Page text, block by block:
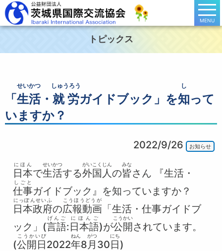
MENU
トピックス
「生活
せいかつ
・ 就労
しゅうろう
ガイドブック」を知
し
って
いますか？
2022/9/26 お知らせ
日本
にほん
で生活
せいかつ
する外国人
がいこくじん
の皆
みな
さん 『生活・
仕事
しごと
ガイドブック』を知っていますか？
日本政府
にっぽんせいふ
の広報動画
こうほうどうが
「生活・仕事ガイドブ
ック」(言語
げんご
: 日本語
にほんご
)が公開
こうかい
されています。
(公開日
こうかいび
2022年
ねん
8月
がつ
30日
にち
)